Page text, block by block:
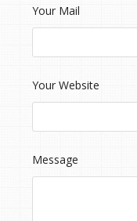
Your Mail
Your Website
Message